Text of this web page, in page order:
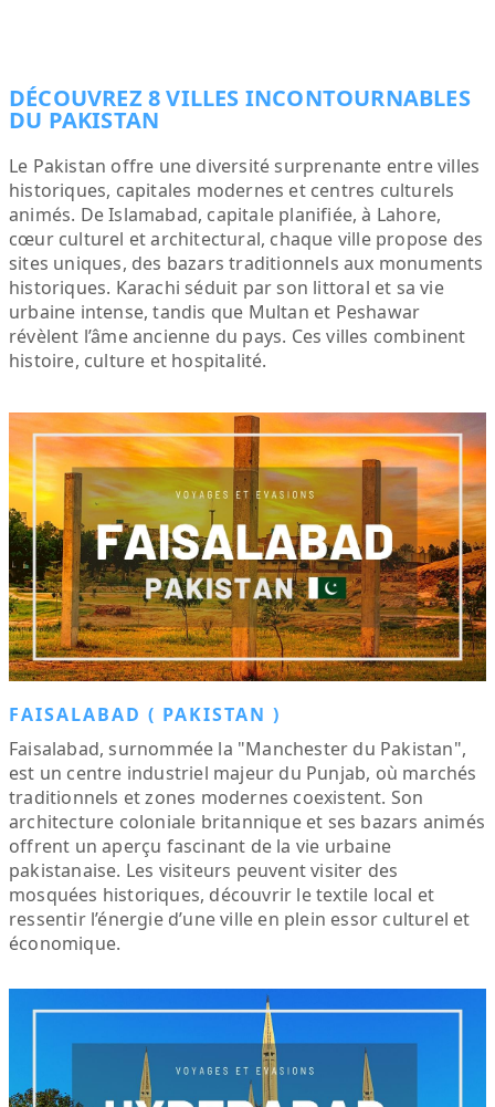
DÉCOUVREZ 8 VILLES INCONTOURNABLES
DU PAKISTAN
Le Pakistan offre une diversité surprenante entre villes
historiques, capitales modernes et centres culturels
animés. De Islamabad, capitale planifiée, à Lahore,
cœur culturel et architectural, chaque ville propose des
sites uniques, des bazars traditionnels aux monuments
historiques. Karachi séduit par son littoral et sa vie
urbaine intense, tandis que Multan et Peshawar
révèlent l’âme ancienne du pays. Ces villes combinent
histoire, culture et hospitalité.
FAISALABAD ( PAKISTAN )
Faisalabad, surnommée la "Manchester du Pakistan",
est un centre industriel majeur du Punjab, où marchés
traditionnels et zones modernes coexistent. Son
architecture coloniale britannique et ses bazars animés
offrent un aperçu fascinant de la vie urbaine
pakistanaise. Les visiteurs peuvent visiter des
mosquées historiques, découvrir le textile local et
ressentir l’énergie d’une ville en plein essor culturel et
économique.